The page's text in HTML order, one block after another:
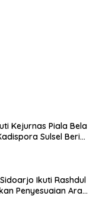
Kejurnas Piala Bela
Sulsel Beri
Ikuti Rashdul
Penyesuaian Arah